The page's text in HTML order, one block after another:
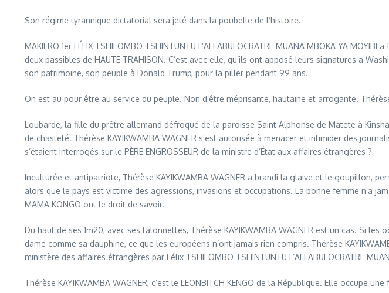
Son régime tyrannique dictatorial sera jeté dans la poubelle de l’histoire.
MAKIERO 1er FÉLIX TSHILOMBO TSHINTUNTU L’AFFABULOCRATRE MUANA MBOKA YA
deux passibles de HAUTE TRAHISON. C’est avec elle, qu’ils ont apposé leurs signatures a
son patrimoine, son peuple à Donald Trump, pour la piller pendant 99 ans.
On est au pour être au service du peuple. Non d’être méprisante, hautaine et arrogante.
Loubarde, la fille du prêtre allemand défroqué de la paroisse Saint Alphonse de Matete à
de chasteté. Thérèse KAYIKWAMBA WAGNER s’est autorisée à menacer et intimider des
s’étaient interrogés sur le PÈRE ENGROSSEUR de la ministre d’État aux affaires étrangères ?
Inculturée et antipatriote, Thérèse KAYIKWAMBA WAGNER a brandi la glaive et le goupillon,
alors que le pays est victime des agressions, invasions et occupations. La bonne femme n’a
MAMA KONGO ont le droit de savoir.
Du haut de ses 1m20, avec ses talonnettes, Thérèse KAYIKWAMBA WAGNER est un cas. Si
dame comme sa dauphine, ce que les européens n’ont jamais rien compris. Thérèse
ministère des affaires étrangères par Félix TSHILOMBO TSHINTUNTU L’AFFABULOCRATRE
Thérèse KAYIKWAMBA WAGNER, c’est le LEONBITCH KENGO de la République. Elle occupe